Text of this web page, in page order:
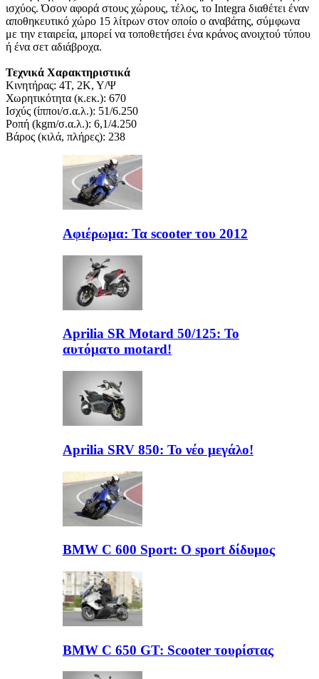
ισχύος. Όσον αφορά στους χώρους, τέλος, το Integra διαθέτει έναν
αποθηκευτικό χώρο 15 λίτρων στον οποίο ο αναβάτης, σύμφωνα
με την εταιρεία, μπορεί να τοποθετήσει ένα κράνος ανοιχτού τύπου
ή ένα σετ αδιάβροχα.
Τεχνικά Χαρακτηριστικά
Κινητήρας: 4T, 2Κ, Υ/Ψ
Χωρητικότητα (κ.εκ.): 670
Ισχύς (ίπποι/σ.α.λ.): 51/6.250
Ροπή (kgm/σ.α.λ.): 6,1/4.250
Βάρος (κιλά, πλήρες): 238
Αφιέρωμα: Τα scooter του 2012
Aprilia SR Motard 50/125: Το
αυτόματο motard!
Aprilia SRV 850: Το νέο μεγάλο!
BMW C 600 Sport: Ο sport δίδυμος
BMW C 650 GT: Scooter τουρίστας